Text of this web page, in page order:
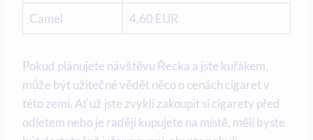
Camel 4,60 EUR
Pokud plánujete návštěvu Řecka a jste kuřákem,
může být užitečné vědět něco o cenách cigaret v
této zemi. Ať už jste zvyklí zakoupit si cigarety před
odletem nebo je raději kupujete na místě, měli byste